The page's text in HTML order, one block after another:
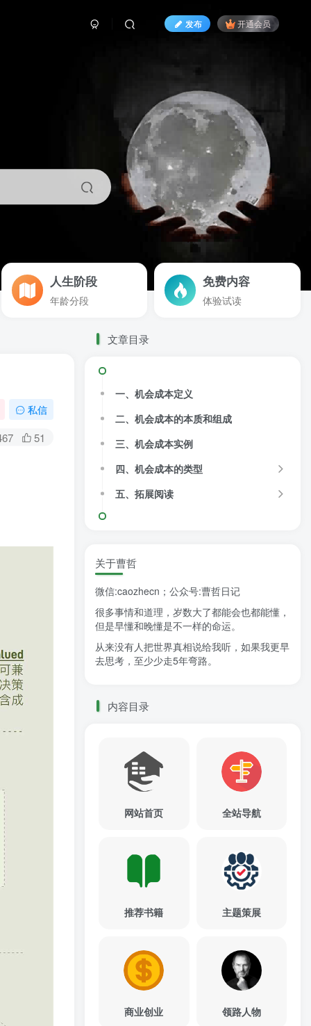
发布 开通会员
人生阶段
年龄分段
免费内容
体验试读
私信
51
文章目录
一、机会成本定义
二、机会成本的本质和组成
三、机会成本实例
四、机会成本的类型
五、拓展阅读
关于曹哲
微信:caozhecn；公众号:曹哲日记
很多事情和道理，岁数大了都能会也都能懂，
但是早懂和晚懂是不一样的命运。
从来没有人把世界真相说给我听，如果我更早
去思考，至少少走5年弯路。
内容目录
网站首页 全站导航
推荐书籍 主题策展
商业创业 领路人物